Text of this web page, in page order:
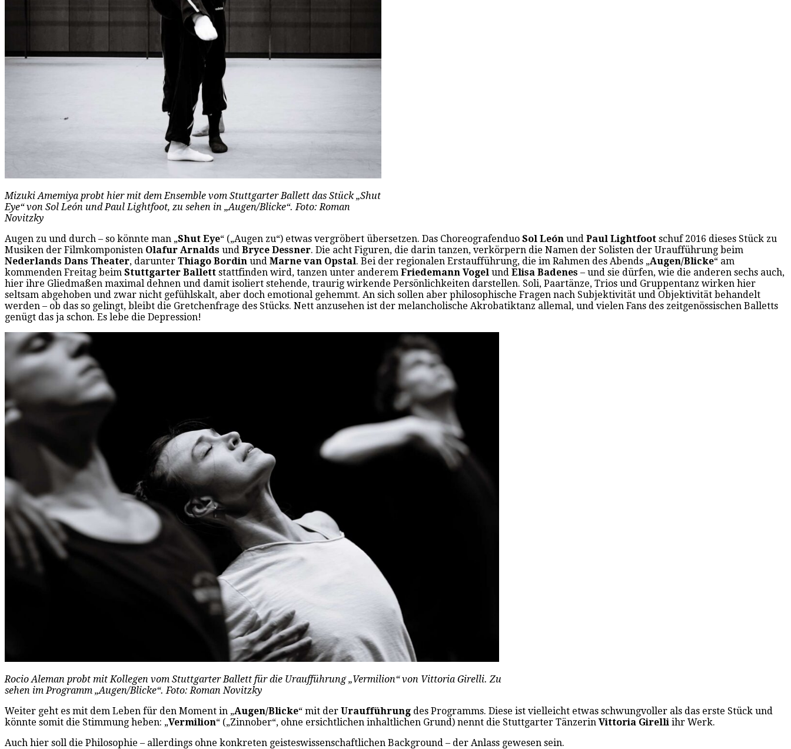
Mizuki Amemiya probt hier mit dem Ensemble vom Stuttgarter Ballett das Stück „Shut
Eye“ von Sol León und Paul Lightfoot, zu sehen in „Augen/Blicke“. Foto: Roman
Novitzky
Augen zu und durch – so könnte man „Shut Eye“ („Augen zu“) etwas vergröbert übersetzen. Das Choreografenduo Sol León und Paul Lightfoot schuf 2016 dieses Stück zu
Musiken der Filmkomponisten Olafur Arnalds und Bryce Dessner. Die acht Figuren, die darin tanzen, verkörpern die Namen der Solisten der Uraufführung beim
Nederlands Dans Theater, darunter Thiago Bordin und Marne van Opstal. Bei der regionalen Erstaufführung, die im Rahmen des Abends „Augen/Blicke“ am
kommenden Freitag beim Stuttgarter Ballett stattfinden wird, tanzen unter anderem Friedemann Vogel und Elisa Badenes – und sie dürfen, wie die anderen sechs auch,
hier ihre Gliedmaßen maximal dehnen und damit isoliert stehende, traurig wirkende Persönlichkeiten darstellen. Soli, Paartänze, Trios und Gruppentanz wirken hier
seltsam abgehoben und zwar nicht gefühlskalt, aber doch emotional gehemmt. An sich sollen aber philosophische Fragen nach Subjektivität und Objektivität behandelt
werden – ob das so gelingt, bleibt die Gretchenfrage des Stücks. Nett anzusehen ist der melancholische Akrobatiktanz allemal, und vielen Fans des zeitgenössischen Balletts
genügt das ja schon. Es lebe die Depression!
Rocio Aleman probt mit Kollegen vom Stuttgarter Ballett für die Uraufführung „Vermilion“ von Vittoria Girelli. Zu
sehen im Programm „Augen/Blicke“. Foto: Roman Novitzky
Weiter geht es mit dem Leben für den Moment in „Augen/Blicke“ mit der Uraufführung des Programms. Diese ist vielleicht etwas schwungvoller als das erste Stück und
könnte somit die Stimmung heben: „Vermilion“ („Zinnober“, ohne ersichtlichen inhaltlichen Grund) nennt die Stuttgarter Tänzerin Vittoria Girelli ihr Werk.
Auch hier soll die Philosophie – allerdings ohne konkreten geisteswissenschaftlichen Background – der Anlass gewesen sein.